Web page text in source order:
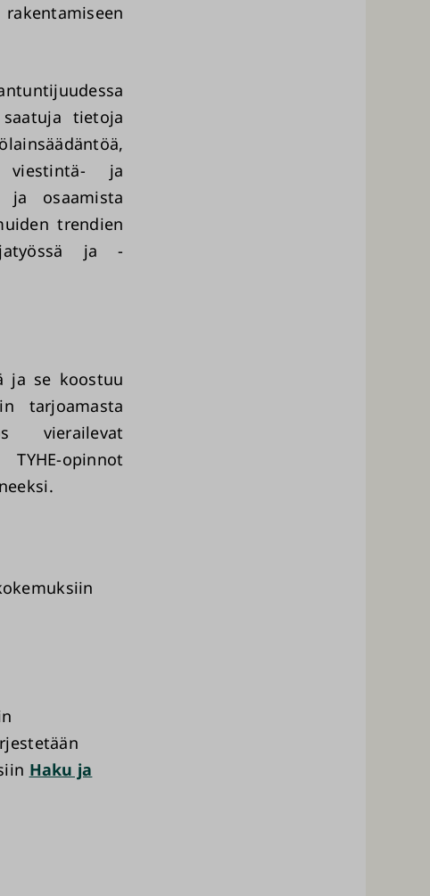
tietoja
viestintä- ja
ja osaamista
trendien
ja -
ja se koostuu
tarjoamasta
vierailevat
opinnot
Haku ja